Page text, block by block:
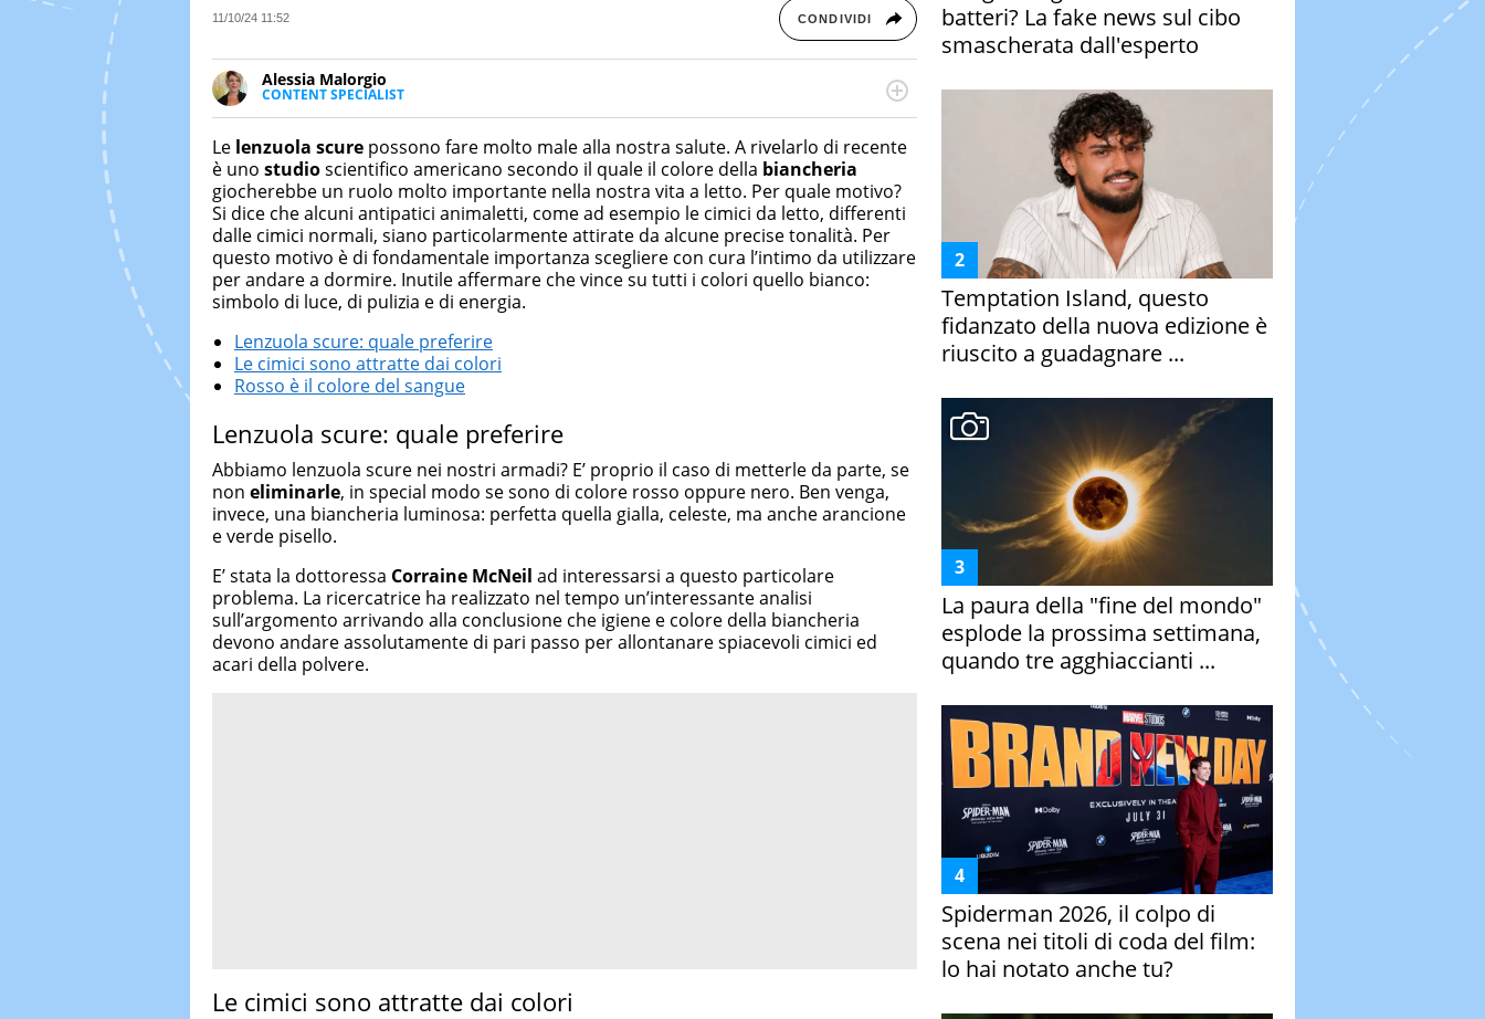
11/10/24 11:52 CONDIVIDI
Alessia Malorgio
CONTENT SPECIALIST
Ha conseguito un Master in Marketing Management e Google Digital Training su
di strategie marketing attraverso canali digitali.
Le lenzuola scure possono fare molto male alla nostra salute. A rivelarlo di recente
è uno studioscientifico americano secondo il quale il colore della biancheria
giocherebbe un ruolo molto importante nella nostra vita a letto. Per quale motivo?
Si dice che alcuni antipatici animaletti, come ad esempio le cimici da letto, differenti
dalle cimici normali, siano particolarmente attirate da alcune precise tonalità. Per
questo motivo è di fondamentale importanza scegliere con cura l’intimo da utilizzare
per andare a dormire. Inutile affermare che vince su tutti i colori quello bianco:
simbolo di luce, di pulizia e di energia.
Lenzuola scure: quale preferire
Le cimici sono attratte dai colori
Rosso è il colore del sangue
Lenzuola scure: quale preferire
Abbiamo lenzuola scure nei nostri armadi? E’ proprio il caso di metterle da parte, se
non eliminarle, in special modo se sono di colore rosso oppure nero. Ben venga,
invece, una biancheria luminosa: perfetta quella gialla, celeste, ma anche arancione
e verde pisello.
E’ stata la dottoressa Corraine McNeil ad interessarsi a questo particolare
problema. La ricercatrice ha realizzato nel tempo un’interessante analisi
sull’argomento arrivando alla conclusione che igiene e colore della biancheria
devono andare assolutamente di pari passo per allontanare spiacevoli cimici ed
acari della polvere.
Le cimici sono attratte dai colori
batteri? La fake news sul cibo
smascherata dall'esperto
Temptation Island, questo
fidanzato della nuova edizione è
riuscito a guadagnare ...
La paura della "fine del mondo"
esplode la prossima settimana,
quando tre agghiaccianti ...
Spiderman 2026, il colpo di
scena nei titoli di coda del film:
lo hai notato anche tu?